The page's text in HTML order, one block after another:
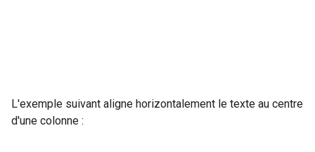
L'exemple suivant aligne horizontalement le texte au centre
d'une colonne :